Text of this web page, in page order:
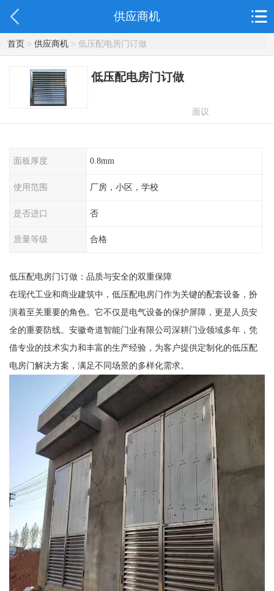
供应商机
首页> 供应商机> 低压配电房门订做
低压配电房门订做
面议
面板厚度 0.8mm
使用范围 厂房，小区，学校
是否进口 否
质量等级 合格
低压配电房门订做：品质与安全的双重保障
在现代工业和商业建筑中，低压配电房门作为关键的配套设备，扮
演着至关重要的角色。它不仅是电气设备的保护屏障，更是人员安
全的重要防线。安徽奇道智能门业有限公司深耕门业领域多年，凭
借专业的技术实力和丰富的生产经验，为客户提供定制化的低压配
电房门解决方案，满足不同场景的多样化需求。